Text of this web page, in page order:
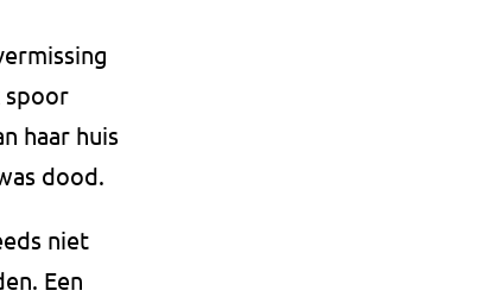
spoor
haar huis
dood.
niet
Een